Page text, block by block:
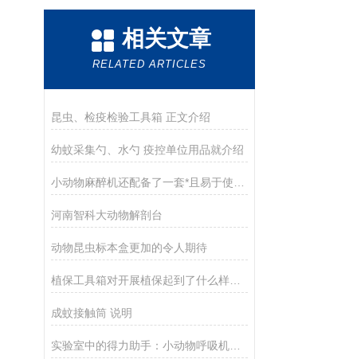
相关文章
RELATED ARTICLES
昆虫、检疫检验工具箱 正文介绍
幼蚊采集勺、水勺 疫控单位用品就介绍
河南智科大动物解剖台
动物昆虫标本盒更加的令人期待
植保工具箱对开展植保起到了什么样的作用
成蚊接触筒 说明
实验室中的得力助手：小动物呼吸机在科研中的应用